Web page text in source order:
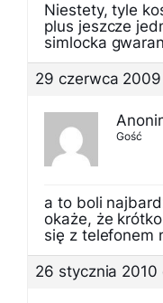
Niestety, tyle
plus jeszcze
simlocka
29 czerwca
Gość
a to boli
okaże, że
się z telefonem
26 stycznia 2010